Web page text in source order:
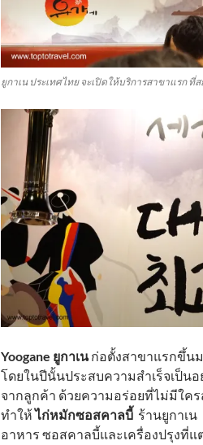
ยูกาเน ประเทศไทย จะเปิดให้บริการสาขาแรก ที่
Yoogane ยูกาเนก่อตั้งสาขาแรกขึ้นม
โดยในปีนั้นประสบความสำเร็จเป็น
จากลูกค้า ด้วยความอร่อยที่ไม่มีใคร
ทำให้ไก่หมักซอสคาลบี้ ร้านยูกาเ
อาหาร ซอสคาลบี้และเครื่องปรุงที่